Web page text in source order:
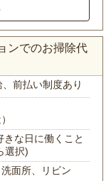
ンでのお掃除代
、前払い制度あり
な日に働くこと
選択)
面所、リビン